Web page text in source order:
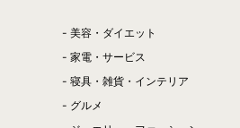
美容・ダイエット
家電・サービス
寝具・雑貨・インテリア
グルメ